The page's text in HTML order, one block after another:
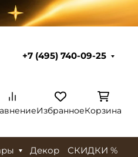
+7 (495) 740-09-25
ИзбранноеКорзина
Декор СКИДКИ %